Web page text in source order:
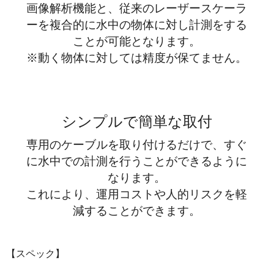
画像解析機能と、従来のレーザースケーラ
ーを複合的に水中の物体に対し計測をする
ことが可能となります。
※動く物体に対しては精度が保てません。
シンプルで簡単な取付
専用のケーブルを取り付けるだけで、すぐ
に水中での計測を行うことができるように
なります。
これにより、運用コストや人的リスクを軽
減することができます。
【スペック】